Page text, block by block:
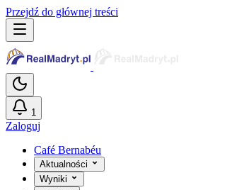
Przejdź do głównej treści
1
Zaloguj
Café Bernabéu
Aktualności
Wyniki